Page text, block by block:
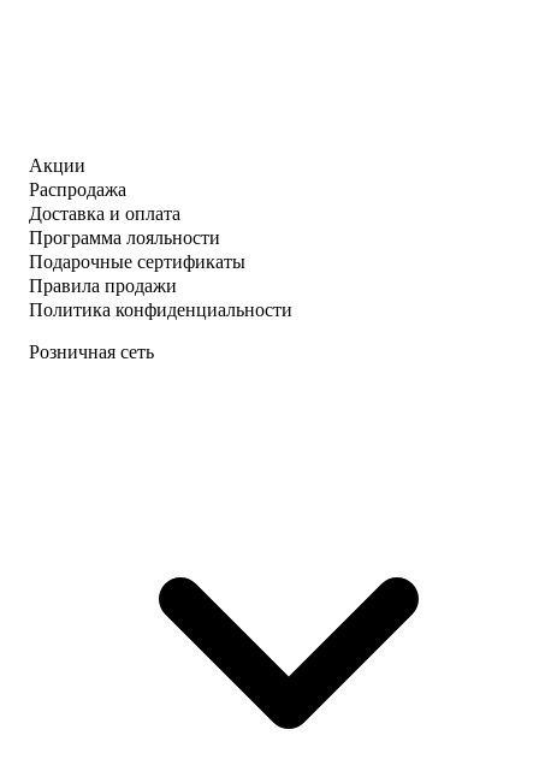
Акции
Распродажа
Доставка и оплата
Программа лояльности
Подарочные сертификаты
Правила продажи
Политика конфиденциальности
Розничная сеть